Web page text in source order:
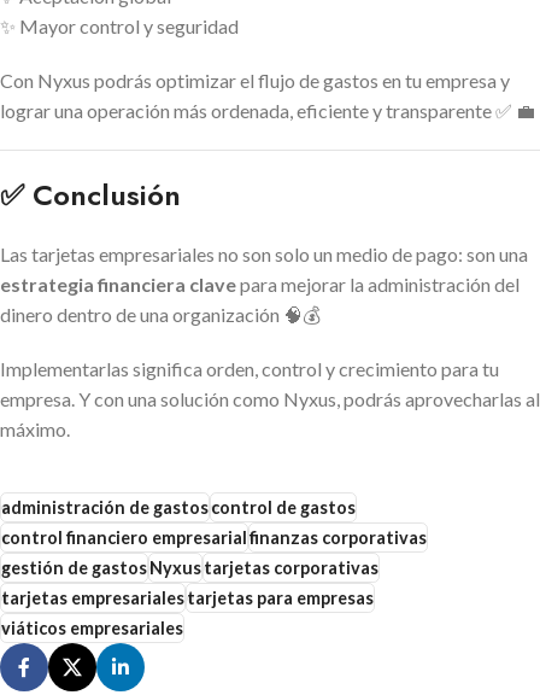
✨ Mayor control y seguridad
Con Nyxus podrás optimizar el flujo de gastos en tu empresa y
lograr una operación más ordenada, eficiente y transparente ✅ 💼
✅ Conclusión
Las tarjetas empresariales no son solo un medio de pago: son una
estrategia financiera clavepara mejorar la administración del
dinero dentro de una organización 🧠💰
Implementarlas significa orden, control y crecimiento para tu
empresa. Y con una solución como Nyxus, podrás aprovecharlas al
máximo.
administración de gastoscontrol de gastos
control financiero empresarialfinanzas corporativas
gestión de gastosNyxustarjetas corporativas
tarjetas empresarialestarjetas para empresas
viáticos empresariales